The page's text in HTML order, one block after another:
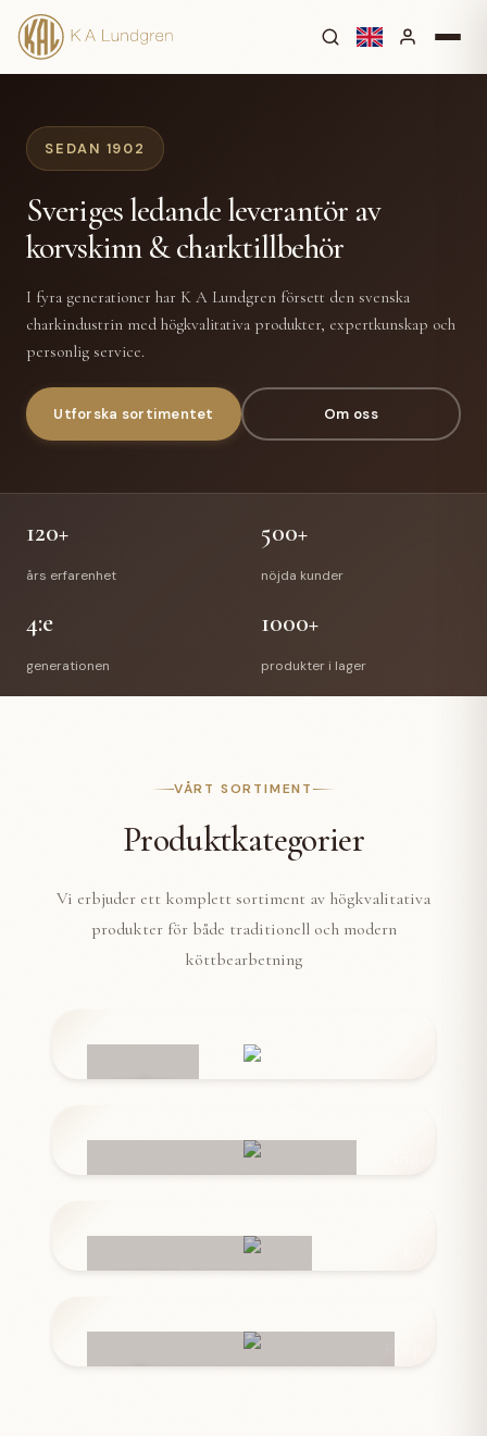
SEDAN 1902
Sveriges ledande leverantör av
korvskinn & charktillbehör
I fyra generationer har K A Lundgren försett den svenska
charkindustrin med högkvalitativa produkter, expertkunskap och
personlig service.
Utforska sortimentet Om oss
120+
års erfarenhet
500+
nöjda kunder
4:e
generationen
1000+
produkter i lager
VÅRT SORTIMENT
Produktkategorier
Vi erbjuder ett komplett sortiment av högkvalitativa
produkter för både traditionell och modern
köttbearbetning